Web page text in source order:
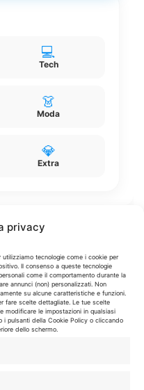
privacy
tecnologie come i cookie per
Il consenso a queste tecnologie
come il comportamento durante la
annunci (non) personalizzati. Non
su alcune caratteristiche e funzioni.
fare scelte dettagliate. Le tue scelte
modificare le impostazioni in qualsiasi
i pulsanti della Cookie Policy o cliccando
dello schermo.
💻
Tech
👗
Moda
💎
Extra
proprietari. Le offerte
verifica sempre le condizioni